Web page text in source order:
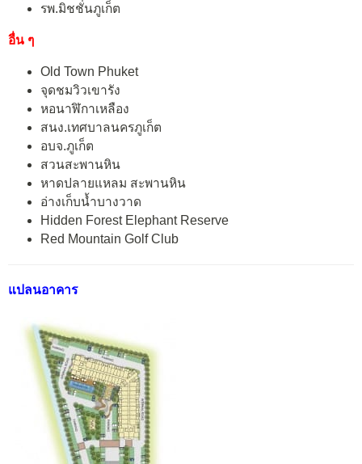
รพ.มิชชั่นภูเก็ต
อื่น ๆ
Old Town Phuket
จุดชมวิวเขารัง
หอนาฬิกาเหลือง
สนง.เทศบาลนครภูเก็ต
อบจ.ภูเก็ต
สวนสะพานหิน
หาดปลายแหลม สะพานหิน
อ่างเก็บน้ำบางวาด
Hidden Forest Elephant Reserve
Red Mountain Golf Club
แปลนอาคาร